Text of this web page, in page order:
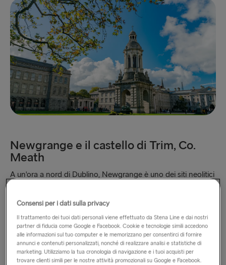
Newgrange e il castello di Trim, Co.
Meath
A un'ora a nord di Dublino, Newgrange è uno dei siti neolitici
risalente a 5.200 anni fa nella Boyne Valley, costruita da
corridoio e le camere interne fossero perfettamente allineati
con il sorgere del sole al solstizio d'inverno. Facendo un salto
in avanti di diverse migliaia di anni, troverai la più grande
fortificazione anglo-normanna d'Irlanda, il castello di Trim. È
Consensi per i dati sulla privacy
Il trattamento dei tuoi dati personali viene effettuato da Stena Line e dai nostri
partner di fiducia come Google e Facebook. Cookie e tecnologie simili accedono
alle informazioni sul tuo computer e le memorizzano per consentirci di fornire
annunci e contenuti personalizzati, nonché di realizzare analisi e statistiche di
marketing. Utilizziamo la tua cronologia di navigazione e i tuoi acquisti per
trovare clienti simili per le nostre attività promozionali su Google e Facebook.